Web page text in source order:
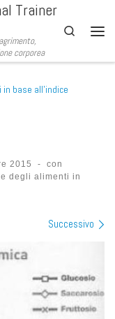
Trainer
corporea
Search
base all’indice
2015 -
con
degli alimenti in
Successivo